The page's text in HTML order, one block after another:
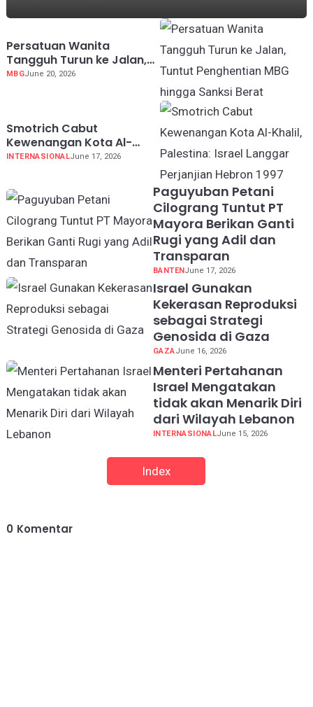
Persatuan Wanita
Tangguh Turun ke Jalan,
Tuntut Penghentian MBG
MBGJune 20, 2026
Smotrich Cabut
Kewenangan Kota Al-
Khalil, Palestina: Israel
INTERNASIONALJune 17, 2026
Paguyuban Petani
Cilograng Tuntut PT
Mayora Berikan Ganti
Rugi yang Adil dan
Transparan
BANTEN June 17, 2026
Israel Gunakan
Kekerasan Reproduksi
sebagai Strategi
Genosida di Gaza
GAZAJune 16, 2026
Menteri Pertahanan
Israel Mengatakan
tidak akan Menarik Diri
dari Wilayah Lebanon
INTERNASIONALJune 15, 2026
Index
0 Komentar